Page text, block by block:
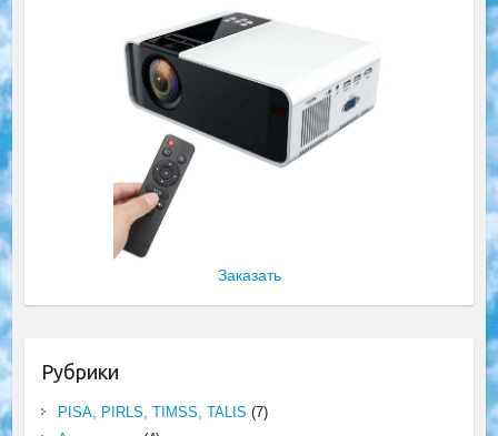
Заказать
Рубрики
PISA, PIRLS, TIMSS, TALIS (7)